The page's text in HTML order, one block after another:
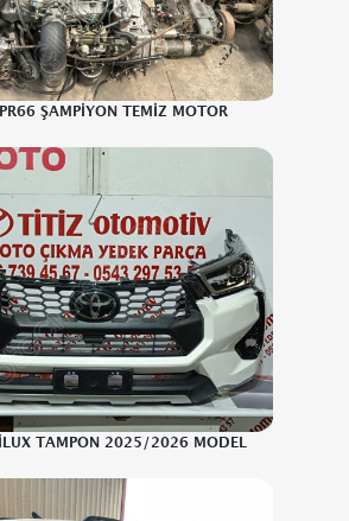
ŞAMPİYON TEMİZ MOTOR
TAMPON 2025/2026 MODEL